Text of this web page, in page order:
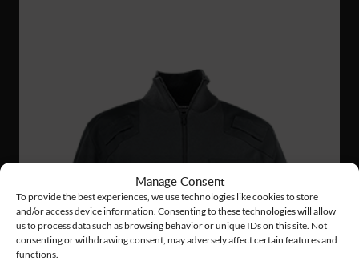
Manage Consent
To provide the best experiences, we use technologies like cookies to store
and/or access device information. Consenting to these technologies will allow
us to process data such as browsing behavior or unique IDs on this site. Not
consenting or withdrawing consent, may adversely affect certain features and
functions.